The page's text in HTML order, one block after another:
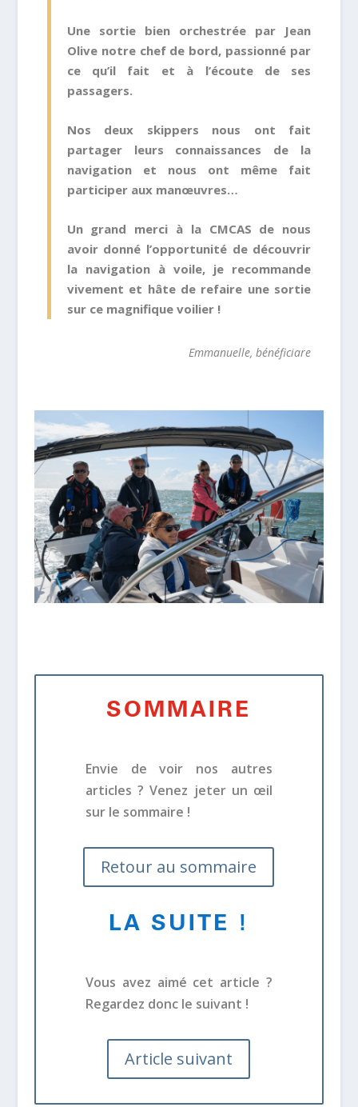
Une sortie bien orchestrée par Jean
Olive notre chef de bord, passionné par
ce qu’il fait et à l’écoute de ses
passagers.
Nos deux skippers nous ont fait
partager leurs connaissances de la
navigation et nous ont même fait
participer aux manœuvres…
Un grand merci à la CMCAS de nous
avoir donné l’opportunité de découvrir
la navigation à voile, je recommande
vivement et hâte de refaire une sortie
sur ce magnifique voilier !
Emmanuelle, bénéficiare
SOMMAIRE
Envie de voir nos autres
articles ? Venez jeter un œil
sur le sommaire !
Retour au sommaire
LA SUITE !
Vous avez aimé cet article ?
Regardez donc le suivant !
Article suivant